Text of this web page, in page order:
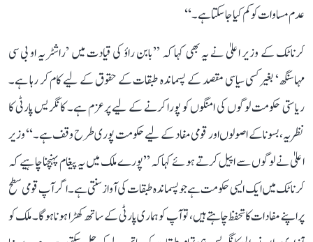
عدم مساوات کو کم کیا جا سکتا ہے۔‘‘
کرناٹک کے وزیر اعلیٰ نے یہ بھی کہا کہ ’’بابن راؤ کی قیادت میں ’راشٹریہ او بی سی
مہاسنگھ‘ بغیر کسی سیاسی مقصد کے پسماندہ طبقات کے حقوق کے لیے کام کر رہا ہے۔
ریاستی حکومت لوگوں کی امنگوں کو پورا کرنے کے لیے پرعزم ہے۔ کانگریس پارٹی کا
نظریہ، بسونا کے اصولوں اور قومی مفاد کے لیے حکومت پوری طرح وقف ہے۔‘‘ وزیر
اعلیٰ نے لوگوں سے اپیل کرتے ہوئے کہا کہ ’’پورے ملک میں یہ پیغام پہنچنا چاہیے کہ
کرناٹک میں ایک ایسی حکومت ہے جو پسماندہ طبقات کی آواز سنتی ہے۔ اگر آپ قومی سطح
پر اپنے مفادات کا تحفظ چاہتے ہیں، تو آپ کو ہماری پارٹی کے ساتھ کھڑا ہونا ہوگا۔ ملک کو